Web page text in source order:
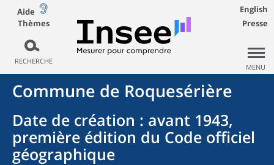
Aide
Thèmes
RECHERCHE
English
Presse
MENU
Commune de Roquesérière
Date de création : avant 1943,
première édition du Code officiel
géographique